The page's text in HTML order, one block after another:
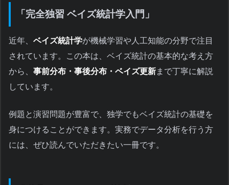
「完全独習 ベイズ統計学入門」
近年、 ベイズ統計学が機械学習や人工知能の分野で注目
されています。この本は、ベイズ統計の基本的な考え方
から、 事前分布・事後分布・ベイズ更新まで丁寧に解説
しています。
例題と演習問題が豊富で、独学でもベイズ統計の基礎を
身につけることができます。実務でデータ分析を行う方
には、ぜひ読んでいただきたい一冊です。